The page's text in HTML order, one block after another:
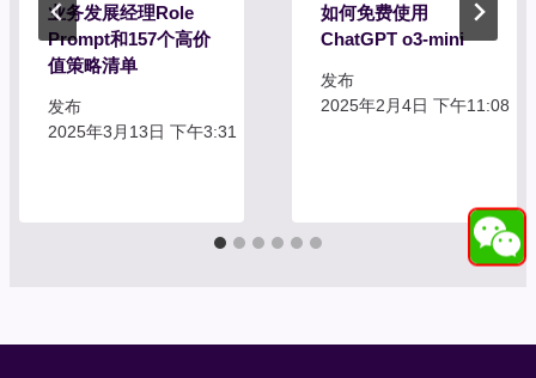
业务发展经理Role
Prompt和157个高价
值策略清单
发布
2025年3月13日 下午3:31
如何免费使用
ChatGPT o3-mini
发布
2025年2月4日 下午11:08